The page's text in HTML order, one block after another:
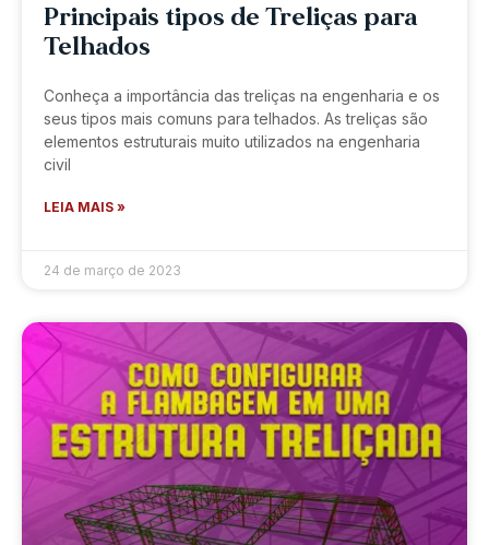
Principais tipos de Treliças para
Telhados
Conheça a importância das treliças na engenharia e os
seus tipos mais comuns para telhados. As treliças são
elementos estruturais muito utilizados na engenharia
civil
LEIA MAIS »
24 de março de 2023